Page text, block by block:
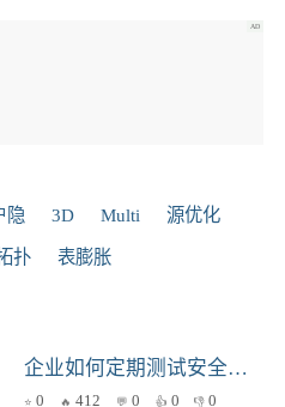
隐 3D Multi 源优化
扑 表膨胀
企业如何定期测试安全计划：一次真实的案例剖析
0 412 0 0 0